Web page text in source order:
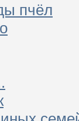
пчёл